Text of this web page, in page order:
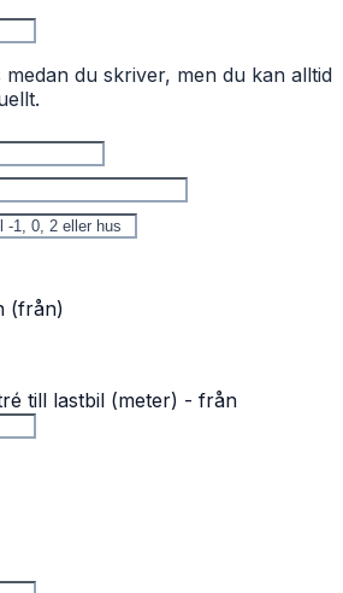
du skriver, men du kan alltid
(från)
till lastbil (meter) - från